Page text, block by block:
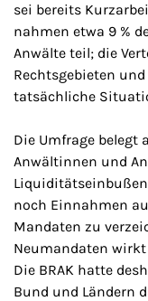
sei bereits
nahmen etwa 9 %
Anwälte teil; die
Rechtsgebieten
tatsächliche
Die Umfrage belegt
Anwältinnen und
noch Einnahmen
Mandaten zu
Neumandaten
Die BRAK hatte
Bund und Ländern